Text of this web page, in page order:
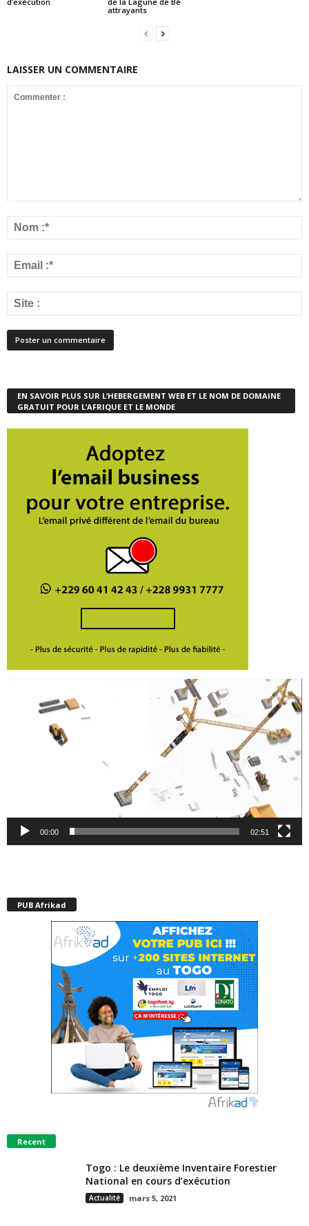
attrayants
LAISSER UN COMMENTAIRE
EN SAVOIR PLUS SUR L’HEBERGEMENT WEB ET LE NOM DE DOMAINE
GRATUIT POUR L’AFRIQUE ET LE MONDE
00:00 02:51
PUB Afrikad
Recent
Togo : Le deuxième Inventaire Forestier
National en cours d’exécution
Actualité mars 5, 2021